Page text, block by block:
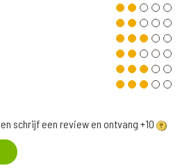
en schrijf een review en ontvang +10